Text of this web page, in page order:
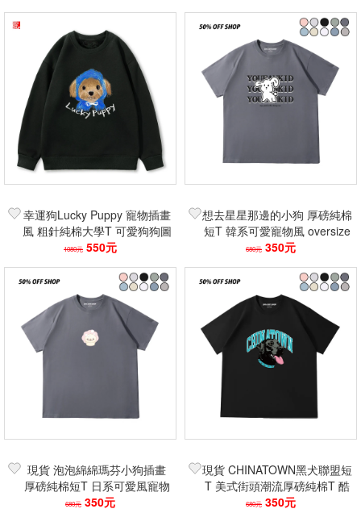
幸運狗Lucky Puppy 寵物插畫
風 粗針純棉大學T 可愛狗狗圖
案上衣 日系休閒百搭長袖質感
T
1080元 550元
想去星星那邊的小狗 厚磅純棉
短T 韓系可愛寵物風 oversize
寬鬆百搭短袖上衣 情侶學生街
頭穿搭
680元 350元
現貨 泡泡綿綿瑪芬小狗插畫
厚磅純棉短T 日系可愛風寵物
狗狗短袖上衣 oversizeT恤 台
680元 350元
現貨 CHINATOWN黑犬聯盟短
T 美式街頭潮流厚磅純棉T 酷
狗插畫男女上衣 寵物狗狗台灣
680元 350元